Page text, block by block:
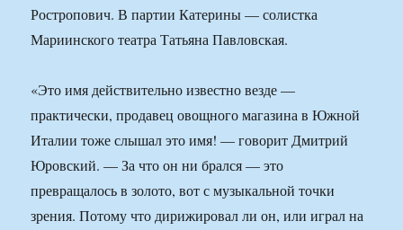
Ростропович. В партии Катерины — солистка
Мариинского театра Татьяна Павловская.
«Это имя действительно известно везде —
практически, продавец овощного магазина в Южной
Италии тоже слышал это имя! — говорит Дмитрий
Юровский. — За что он ни брался — это
превращалось в золото, вот с музыкальной точки
зрения. Потому что дирижировал ли он, или играл на